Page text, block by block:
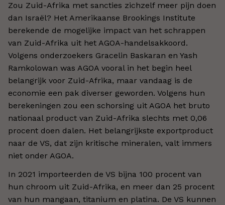
Zou Zuid-Afrika met sancties zichzelf meer pijn doen
dan Israël? Het Amerikaanse Brookings Institute
berekende de mogelijke impact van het schrappen
van Zuid-Afrika uit het AGOA-handelsakkoord.
Volgens onderzoekers Gracelin Baskaran en Yash
Ramkolowan was AGOA vooral in het begin heel
belangrijk voor Zuid-Afrika, maar vandaag is de
economie een pak diverser geworden. Volgens hun
berekeningen zou een schorsing uit AGOA het bruto
nationaal product van Zuid-Afrika slechts met 0,06
procent doen dalen. Het belangrijkste exportproduct
naar de VS, dat zijn kritische mineralen, valt immers
niet onder AGOA.
In 2021 importeerden de VS bijna 100 procent van
hun chroom uit Zuid-Afrika, en meer dan 25 procent
van hun mangaan, titanium en platina. De VS kunnen